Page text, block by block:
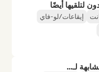
لتلقيها أيضًا
إيقاعات/لو-فاي
لـ...